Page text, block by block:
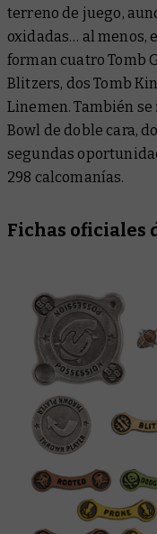
terreno de juego,
oxidadas… al menos,
forman cuatro Tomb
Blitzers, dos Tomb
Linemen. También
Bowl de doble cara,
segundas
298 calcomanías.
Fichas oficiales